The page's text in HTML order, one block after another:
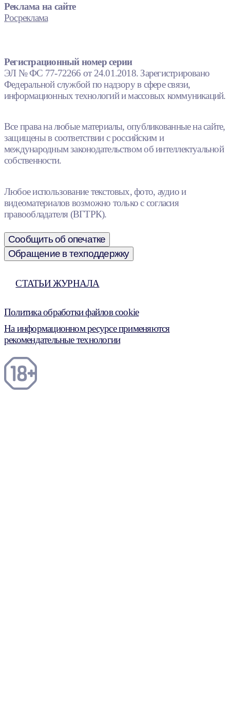
Реклама на сайте
Росреклама
Регистрационный номер серии
ЭЛ № ФС 77-72266 от 24.01.2018. Зарегистрировано
Федеральной службой по надзору в сфере связи,
информационных технологий и массовых коммуникаций.
Все права на любые материалы, опубликованные на сайте,
защищены в соответствии с российским и
международным законодательством об интеллектуальной
собственности.
Любое использование текстовых, фото, аудио и
видеоматериалов возможно только с согласия
правообладателя (ВГТРК).
Сообщить об опечатке
Обращение в техподдержку
СТАТЬИ ЖУРНАЛА
Политика обработки файлов cookie
На информационном ресурсе применяются
рекомендательные технологии